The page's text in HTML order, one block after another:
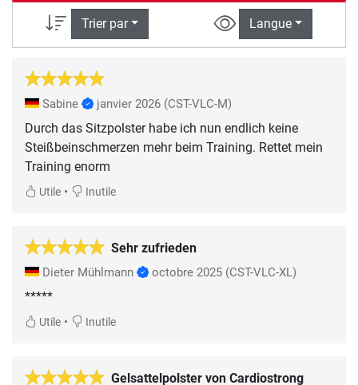
Trier par Langue
Sabine janvier 2026 (CST-VLC-M)
Durch das Sitzpolster habe ich nun endlich keine
Steißbeinschmerzen mehr beim Training. Rettet mein
Training enorm
Utile • Inutile
Sehr zufrieden
Dieter Mühlmann octobre 2025 (CST-VLC-XL)
Utile • Inutile
Gelsattelpolster von Cardiostrong